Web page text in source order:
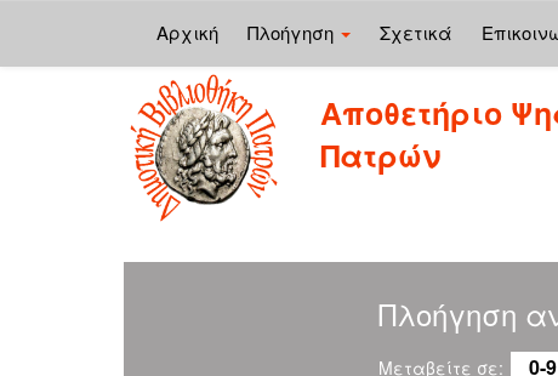
Αρχική Πλοήγηση Σχετικά
Αποθετήριο
Πατρών
Πλοήγηση
Μεταβείτε σε: 0-9